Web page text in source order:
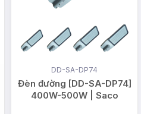
DD-SA-DP74
Đèn đường [DD-SA-DP74]
400W-500W | Saco